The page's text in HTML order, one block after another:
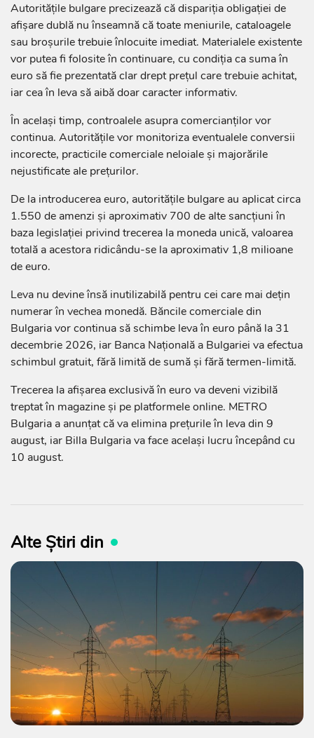
Autoritățile bulgare precizează că dispariția obligației de
afișare dublă nu înseamnă că toate meniurile, cataloagele
sau broșurile trebuie înlocuite imediat. Materialele existente
vor putea fi folosite în continuare, cu condiția ca suma în
euro să fie prezentată clar drept prețul care trebuie achitat,
iar cea în leva să aibă doar caracter informativ.
În același timp, controalele asupra comercianților vor
continua. Autoritățile vor monitoriza eventualele conversii
incorecte, practicile comerciale neloiale și majorările
nejustificate ale prețurilor.
De la introducerea euro, autoritățile bulgare au aplicat circa
1.550 de amenzi și aproximativ 700 de alte sancțiuni în
baza legislației privind trecerea la moneda unică, valoarea
totală a acestora ridicându-se la aproximativ 1,8 milioane
de euro.
Leva nu devine însă inutilizabilă pentru cei care mai dețin
numerar în vechea monedă. Băncile comerciale din
Bulgaria vor continua să schimbe leva în euro până la 31
decembrie 2026, iar Banca Națională a Bulgariei va efectua
schimbul gratuit, fără limită de sumă și fără termen-limită.
Trecerea la afișarea exclusivă în euro va deveni vizibilă
treptat în magazine și pe platformele online. METRO
Bulgaria a anunțat că va elimina prețurile în leva din 9
august, iar Billa Bulgaria va face același lucru începând cu
10 august.
Alte Știri din